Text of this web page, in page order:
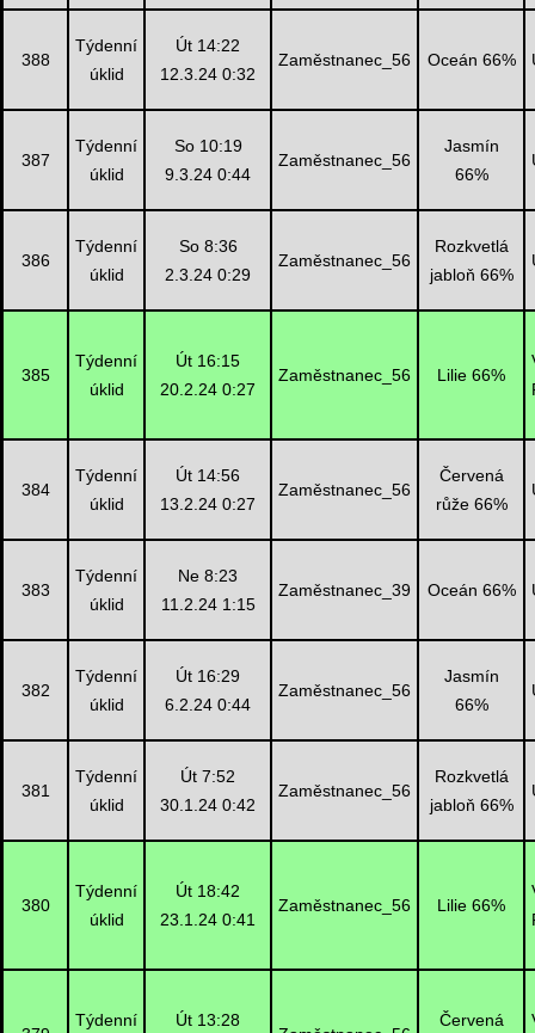
388
Týdenní
úklid
Út 14:22
12.3.24 0:32
Zaměstnanec_56 Oceán 66%
387
Týdenní
úklid
So 10:19
9.3.24 0:44
Zaměstnanec_56
Jasmín
66%
386
Týdenní
úklid
So 8:36
2.3.24 0:29
Zaměstnanec_56
Rozkvetlá
jabloň 66%
385
Týdenní
úklid
Út 16:15
20.2.24 0:27
Zaměstnanec_56 Lilie 66%
384
Týdenní
úklid
Út 14:56
13.2.24 0:27
Zaměstnanec_56
Červená
růže 66%
383
Týdenní
úklid
Ne 8:23
11.2.24 1:15
Zaměstnanec_39 Oceán 66%
382
Týdenní
úklid
Út 16:29
6.2.24 0:44
Zaměstnanec_56
Jasmín
66%
381
Týdenní
úklid
Út 7:52
30.1.24 0:42
Zaměstnanec_56
Rozkvetlá
jabloň 66%
380
Týdenní
úklid
Út 18:42
23.1.24 0:41
Zaměstnanec_56 Lilie 66%
Týdenní
Út 13:28
Červená